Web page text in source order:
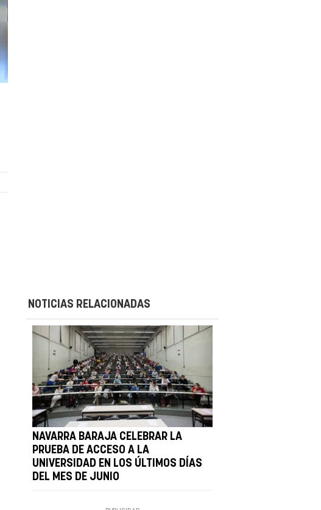
NOTICIAS RELACIONADAS
NAVARRA BARAJA CELEBRAR LA
PRUEBA DE ACCESO A LA
UNIVERSIDAD EN LOS ÚLTIMOS DÍAS
DEL MES DE JUNIO